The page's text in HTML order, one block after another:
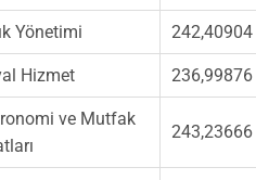
Yönetimi 242,40904
Hizmet 236,99876
ve Mutfak
243,23666